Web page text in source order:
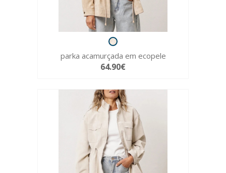
parka acamurçada em ecopele
64.90€